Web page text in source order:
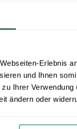
Erlebnis
und Ihnen
Ihrer
ändern oder
Ägypten
Baden in
10 Tage / 9